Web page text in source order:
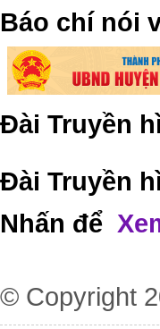
​Báo chí nói
Đài Truyền
Đài Truyền
Nhấn để
© Copyright